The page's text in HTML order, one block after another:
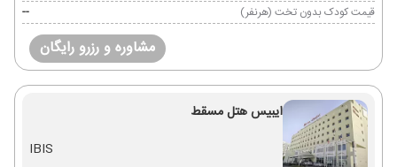
قیمت کودک بدون تخت (هرنفر)
--
مشاوره و رزرو رایگان
ایبیس هتل مسقط
IBIS